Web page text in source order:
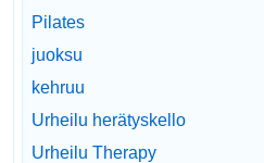
Pilates
juoksu
kehruu
Urheilu herätyskello
Urheilu Therapy